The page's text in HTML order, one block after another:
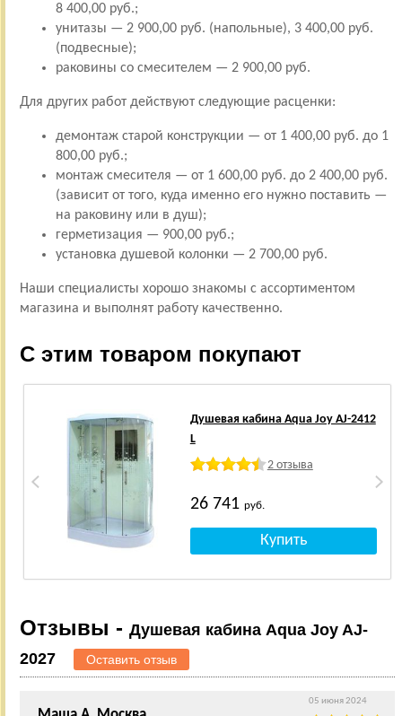
8 400,00 руб.;
унитазы — 2 900,00 руб. (напольные), 3 400,00 руб.
(подвесные);
раковины со смесителем — 2 900,00 руб.
Для других работ действуют следующие расценки:
демонтаж старой конструкции — от 1 400,00 руб. до 1
800,00 руб.;
монтаж смесителя — от 1 600,00 руб. до 2 400,00 руб.
(зависит от того, куда именно его нужно поставить —
на раковину или в душ);
герметизация — 900,00 руб.;
установка душевой колонки — 2 700,00 руб.
Наши специалисты хорошо знакомы с ассортиментом
магазина и выполнят работу качественно.
С этим товаром покупают
Душевая кабина Aqua Joy AJ-2412
L
2 отзыва
26 741 руб.
Отзывы - Душевая кабина Aqua Joy AJ-
2027
Оставить отзыв
05 июня 2024